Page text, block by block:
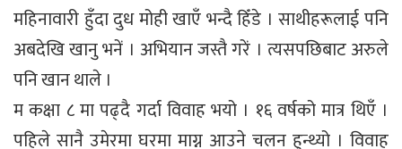
महिनावारी हुँदा दुध मोही खाएँ भन्दै हिँडे । साथीहरूलाई पनि
अबदेखि खानु भनें । अभियान जस्तै गरें । त्यसपछिबाट अरुले
पनि खान थाले ।
म कक्षा ८ मा पढ्दै गर्दा विवाह भयो । १६ वर्षको मात्र थिएँ ।
पहिले सानै उमेरमा घरमा माग्न आउने चलन हुन्थ्यो । विवाह